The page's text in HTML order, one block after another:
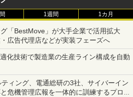
1週間 1カ月
「BestMove」が大手企業で活用拡大
広告代理店などが実装フェーズへ
化技術で製造業の生産ライン構成を自動
ィング、電通総研の3社、サイバーイン
危機管理広報を一体的に訓練するプログ